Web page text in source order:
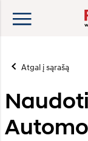
Atgal į sąrašą
Naudoti